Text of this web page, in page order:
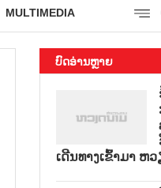
MULTIMEDIA
ບົດອ່ານຫຼາຍ
ເດີນທາງເຂົ້າມາ ຫ